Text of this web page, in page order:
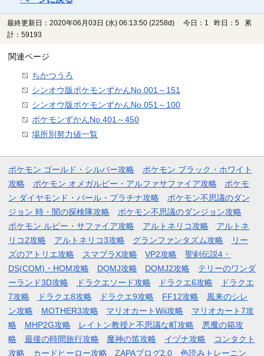
最終更新日：2020年06月03日 (水) 06:13:50 (2258d)
今日：1 昨日：5 累
計：59193
関連ページ
ちかつうろ
シンオウ版ポケモンずかんNo.001～151
シンオウ版ポケモンずかんNo.051～100
ポケモンずかんNo.401～450
場所別努力値一覧
ポケモン ゴールド・シルバー攻略
ポケモン ブラック・ホワイト
攻略
ポケモン オメガルビー・アルファサファイア攻略
ポケモ
ン ダイヤモンド・パール・プラチナ攻略
ポケモン不思議のダン
ジョン 時・闇の探検隊攻略
ポケモン不思議のダンジョン攻略
ポケモン ルビー・サファイア攻略
アルトネリコ攻略
アルトネ
リコ2攻略
アルトネリコ3攻略 グランファンタズム攻略
リー
ズのアトリエ攻略
スマブラX攻略 VP2攻略
聖剣伝説4・
DS(COM)・HOM攻略
DQMJ攻略 DQMJ2攻略
テリーのワンダ
ーランド3D攻略
ドラクエソード攻略 ドラクエ6攻略
ドラクエ
7攻略
ドラクエ8攻略 ドラクエ9攻略 FF12攻略
風来のシレ
ン攻略
MOTHER3攻略 マリオカートWii攻略
マリオカート7攻
略
MHP2G攻略 レイトン教授と不思議な町攻略
悪魔の箱攻
略
最後の時間旅行攻略 魔神の笛攻略 イヅナ攻略
コンタクト
攻略
カードヒーロー攻略 ZAPAブログ2.0 色読みトレーニン